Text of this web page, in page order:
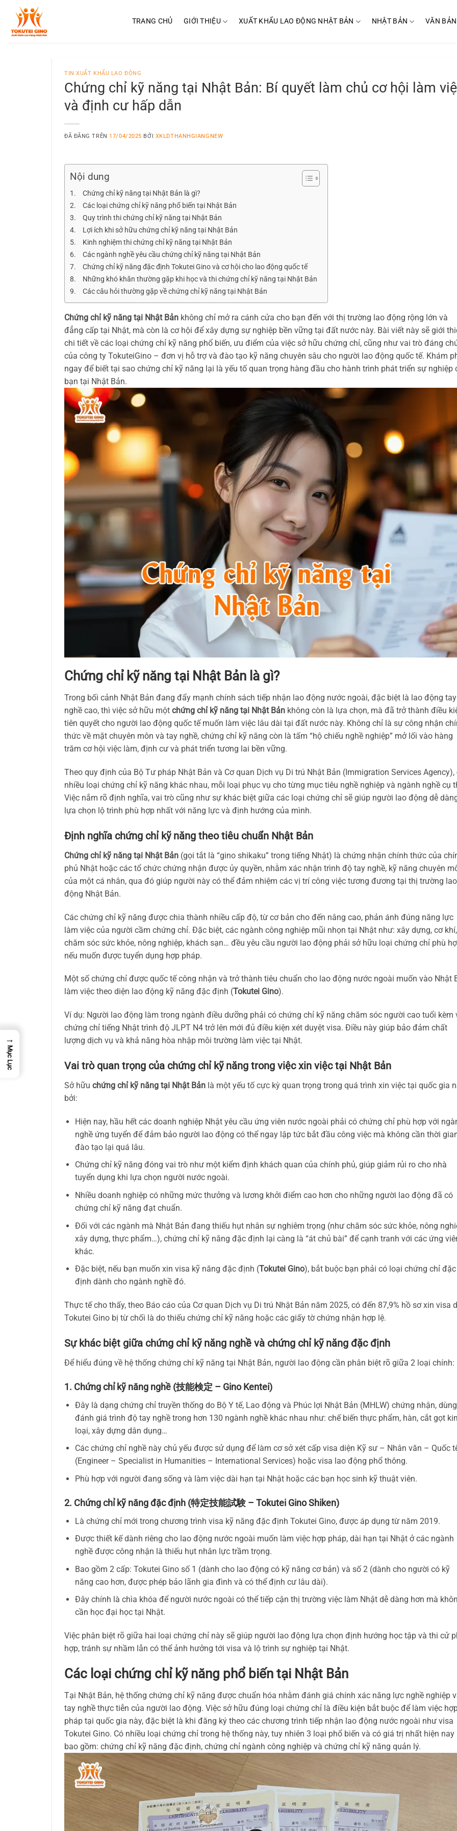
Chuyển
TRANG CHỦ GIỚI THIỆU XUẤT KHẨU LAO ĐỘNG NHẬT BẢN NHẬT BẢN VĂN BẢN
TIN XUẤT KHẨU LAO ĐỘNG
Chứng chỉ kỹ năng tại Nhật Bản: Bí quyết làm chủ cơ hội làm
và định cư hấp dẫn
ĐÃ ĐĂNG TRÊN 17/04/2025 BỞI XKLDTHANHGIANGNEW
Nội dung
Chứng chỉ kỹ năng tại Nhật Bản là gì?
Các loại chứng chỉ kỹ năng phổ biến tại Nhật Bản
Quy trình thi chứng chỉ kỹ năng tại Nhật Bản
Lợi ích khi sở hữu chứng chỉ kỹ năng tại Nhật Bản
Kinh nghiệm thi chứng chỉ kỹ năng tại Nhật Bản
Các ngành nghề yêu cầu chứng chỉ kỹ năng tại Nhật Bản
Chứng chỉ kỹ năng đặc định Tokutei Gino và cơ hội cho lao động quốc tế
Những khó khăn thường gặp khi học và thi chứng chỉ kỹ năng tại Nhật Bản
Các câu hỏi thường gặp về chứng chỉ kỹ năng tại Nhật Bản
Chứng chỉ kỹ năng tại Nhật Bản không chỉ mở ra cánh cửa cho bạn đến với thị trường lao động rộng lớn và
đẳng cấp tại Nhật, mà còn là cơ hội để xây dựng sự nghiệp bền vững tại đất nước này. Bài viết này sẽ giới
chi tiết về các loại chứng chỉ kỹ năng phổ biến, ưu điểm của việc sở hữu chứng chỉ, cũng như vai trò đáng
của công ty TokuteiGino – đơn vị hỗ trợ và đào tạo kỹ năng chuyên sâu cho người lao động quốc tế. Khám
ngay để biết tại sao chứng chỉ kỹ năng lại là yếu tố quan trọng hàng đầu cho hành trình phát triển sự nghiệp
bạn tại Nhật Bản.
Chứng chỉ kỹ năng tại Nhật Bản là gì?
Trong bối cảnh Nhật Bản đang đẩy mạnh chính sách tiếp nhận lao động nước ngoài, đặc biệt là lao động tay
nghề cao, thì việc sở hữu một chứng chỉ kỹ năng tại Nhật Bản không còn là lựa chọn, mà đã trở thành điều
tiên quyết cho người lao động quốc tế muốn làm việc lâu dài tại đất nước này. Không chỉ là sự công nhận
thức về mặt chuyên môn và tay nghề, chứng chỉ kỹ năng còn là tấm “hộ chiếu nghề nghiệp” mở lối vào hàng
trăm cơ hội việc làm, định cư và phát triển tương lai bền vững.
Theo quy định của Bộ Tư pháp Nhật Bản và Cơ quan Dịch vụ Di trú Nhật Bản (Immigration Services Agency),
nhiều loại chứng chỉ kỹ năng khác nhau, mỗi loại phục vụ cho từng mục tiêu nghề nghiệp và ngành nghề cụ
Việc nắm rõ định nghĩa, vai trò cũng như sự khác biệt giữa các loại chứng chỉ sẽ giúp người lao động dễ
lựa chọn lộ trình phù hợp nhất với năng lực và định hướng của mình.
Định nghĩa chứng chỉ kỹ năng theo tiêu chuẩn Nhật Bản
Chứng chỉ kỹ năng tại Nhật Bản (gọi tắt là “gino shikaku” trong tiếng Nhật) là chứng nhận chính thức của
phủ Nhật hoặc các tổ chức chứng nhận được ủy quyền, nhằm xác nhận trình độ tay nghề, kỹ năng chuyên
của một cá nhân, qua đó giúp người này có thể đảm nhiệm các vị trí công việc tương đương tại thị trường lao
động Nhật Bản.
Các chứng chỉ kỹ năng được chia thành nhiều cấp độ, từ cơ bản cho đến nâng cao, phản ánh đúng năng lực
làm việc của người cầm chứng chỉ. Đặc biệt, các ngành công nghiệp mũi nhọn tại Nhật như: xây dựng, cơ khí,
chăm sóc sức khỏe, nông nghiệp, khách sạn… đều yêu cầu người lao động phải sở hữu loại chứng chỉ phù
nếu muốn được tuyển dụng hợp pháp.
Một số chứng chỉ được quốc tế công nhận và trở thành tiêu chuẩn cho lao động nước ngoài muốn vào Nhật
làm việc theo diện lao động kỹ năng đặc định (Tokutei Gino).
Ví dụ: Người lao động làm trong ngành điều dưỡng phải có chứng chỉ kỹ năng chăm sóc người cao tuổi kèm
chứng chỉ tiếng Nhật trình độ JLPT N4 trở lên mới đủ điều kiện xét duyệt visa. Điều này giúp bảo đảm chất
lượng dịch vụ và khả năng hòa nhập môi trường làm việc tại Nhật.
Vai trò quan trọng của chứng chỉ kỹ năng trong việc xin việc tại Nhật Bản
Sở hữu chứng chỉ kỹ năng tại Nhật Bản là một yếu tố cực kỳ quan trọng trong quá trình xin việc tại quốc gia
bởi:
Hiện nay, hầu hết các doanh nghiệp Nhật yêu cầu ứng viên nước ngoài phải có chứng chỉ phù hợp với
nghề ứng tuyển để đảm bảo người lao động có thể ngay lập tức bắt đầu công việc mà không cần thời
đào tạo lại quá lâu.
Chứng chỉ kỹ năng đóng vai trò như một kiểm định khách quan của chính phủ, giúp giảm rủi ro cho nhà
tuyển dụng khi lựa chọn người nước ngoài.
Nhiều doanh nghiệp có những mức thưởng và lương khởi điểm cao hơn cho những người lao động đã có
chứng chỉ kỹ năng đạt chuẩn.
Đối với các ngành mà Nhật Bản đang thiếu hụt nhân sự nghiêm trọng (như chăm sóc sức khỏe, nông
xây dựng, thực phẩm…), chứng chỉ kỹ năng đặc định lại càng là “át chủ bài” để cạnh tranh với các ứng
khác.
Đặc biệt, nếu bạn muốn xin visa kỹ năng đặc định (Tokutei Gino), bắt buộc bạn phải có loại chứng chỉ đặc
định dành cho ngành nghề đó.
Thực tế cho thấy, theo Báo cáo của Cơ quan Dịch vụ Di trú Nhật Bản năm 2025, có đến 87,9% hồ sơ xin visa
Tokutei Gino bị từ chối là do thiếu chứng chỉ kỹ năng hoặc các giấy tờ chứng nhận hợp lệ.
Sự khác biệt giữa chứng chỉ kỹ năng nghề và chứng chỉ kỹ năng đặc định
Để hiểu đúng về hệ thống chứng chỉ kỹ năng tại Nhật Bản, người lao động cần phân biệt rõ giữa 2 loại chính:
1. Chứng chỉ kỹ năng nghề (技能検定 – Gino Kentei)
Đây là dạng chứng chỉ truyền thống do Bộ Y tế, Lao động và Phúc lợi Nhật Bản (MHLW) chứng nhận,
đánh giá trình độ tay nghề trong hơn 130 ngành nghề khác nhau như: chế biến thực phẩm, hàn, cắt gọt
loại, xây dựng dân dụng…
Các chứng chỉ nghề này chủ yếu được sử dụng để làm cơ sở xét cấp visa diện Kỹ sư – Nhân văn – Quốc
(Engineer – Specialist in Humanities – International Services) hoặc visa lao động phổ thông.
Phù hợp với người đang sống và làm việc dài hạn tại Nhật hoặc các bạn học sinh kỹ thuật viên.
2. Chứng chỉ kỹ năng đặc định (特定技能試験 – Tokutei Gino Shiken)
Là chứng chỉ mới trong chương trình visa kỹ năng đặc định Tokutei Gino, được áp dụng từ năm 2019.
Được thiết kế dành riêng cho lao động nước ngoài muốn làm việc hợp pháp, dài hạn tại Nhật ở các ngành
nghề được công nhận là thiếu hụt nhân lực trầm trọng.
Bao gồm 2 cấp: Tokutei Gino số 1 (dành cho lao động có kỹ năng cơ bản) và số 2 (dành cho người có kỹ
năng cao hơn, được phép bảo lãnh gia đình và có thể định cư lâu dài).
Đây chính là chìa khóa để người nước ngoài có thể tiếp cận thị trường việc làm Nhật dễ dàng hơn mà
cần học đại học tại Nhật.
Việc phân biệt rõ giữa hai loại chứng chỉ này sẽ giúp người lao động lựa chọn định hướng học tập và thi cử
hợp, tránh sự nhầm lẫn có thể ảnh hưởng tới visa và lộ trình sự nghiệp tại Nhật.
Các loại chứng chỉ kỹ năng phổ biến tại Nhật Bản
Tại Nhật Bản, hệ thống chứng chỉ kỹ năng được chuẩn hóa nhằm đánh giá chính xác năng lực nghề nghiệp
tay nghề thực tiễn của người lao động. Việc sở hữu đúng loại chứng chỉ là điều kiện bắt buộc để làm việc
pháp tại quốc gia này, đặc biệt là khi đăng ký theo các chương trình tiếp nhận lao động nước ngoài như visa
Tokutei Gino. Có nhiều loại chứng chỉ trong hệ thống này, tuy nhiên 3 loại phổ biến và có giá trị nhất hiện nay
bao gồm: chứng chỉ kỹ năng đặc định, chứng chỉ ngành công nghiệp và chứng chỉ kỹ năng quản lý.
→
Mục Lục